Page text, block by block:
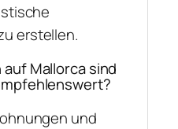
erstellen.
Mallorca sind
und